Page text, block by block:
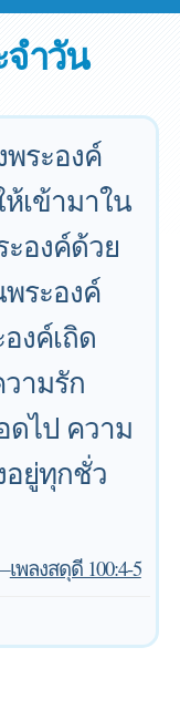
ำวัน
ระองค์
เข้ามาใน
องค์ด้วย
ระองค์
งค์เถิด
ามรัก
ดไป ความ
อยู่ทุกชั่ว
เพลงสดุดี 100:4-5